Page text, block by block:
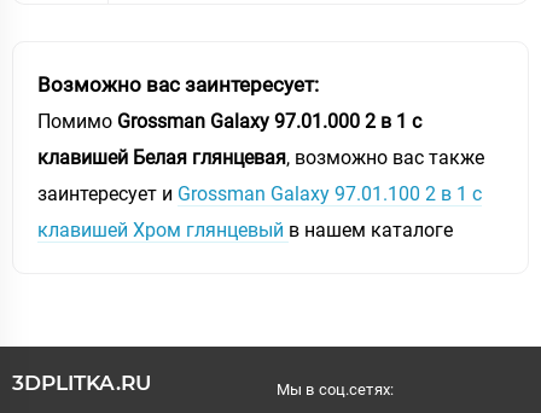
Возможно вас заинтересует:
Помимо Grossman Galaxy 97.01.000 2 в 1 с
клавишей Белая глянцевая, возможно вас также
заинтересует и Grossman Galaxy 97.01.100 2 в 1 с
клавишей Хром глянцевый в нашем каталоге
3DPLITKA.RU Мы в соц.сетях: